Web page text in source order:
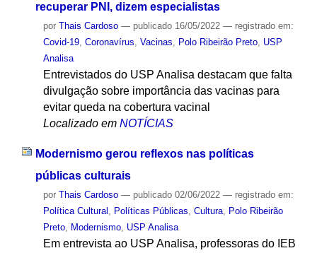
recuperar PNI, dizem especialistas
por Thais Cardoso — publicado16/05/2022 — registrado em:
Covid-19, Coronavírus, Vacinas, Polo Ribeirão Preto, USP
Analisa
Entrevistados do USP Analisa destacam que falta
divulgação sobre importância das vacinas para
evitar queda na cobertura vacinal
Localizado em NOTÍCIAS
Modernismo gerou reflexos nas políticas
públicas culturais
por Thais Cardoso — publicado02/06/2022 — registrado em:
Política Cultural , Políticas Públicas, Cultura, Polo Ribeirão
Preto, Modernismo, USP Analisa
Em entrevista ao USP Analisa, professoras do IEB